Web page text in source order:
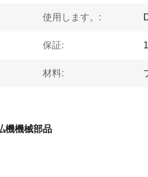
使用します。:
保証:
材料:
機機械部品